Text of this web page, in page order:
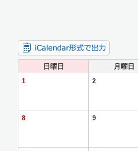
日曜日 月曜日
1 2
8 9